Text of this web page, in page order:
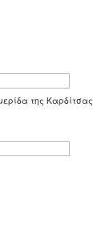
της Καρδίτσας.